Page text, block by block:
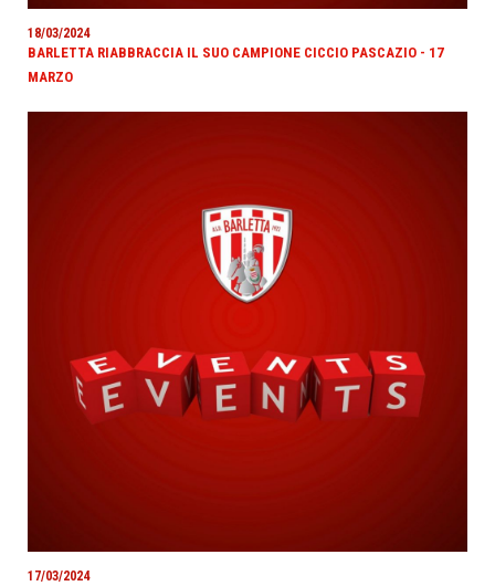
18/03/2024
BARLETTA RIABBRACCIA IL SUO CAMPIONE CICCIO PASCAZIO - 17
MARZO
17/03/2024